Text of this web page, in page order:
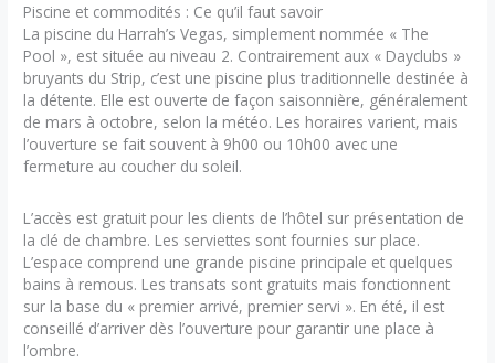
Piscine et commodités : Ce qu’il faut savoir
La piscine du Harrah’s Vegas, simplement nommée « The
Pool », est située au niveau 2. Contrairement aux « Dayclubs »
bruyants du Strip, c’est une piscine plus traditionnelle destinée à
la détente. Elle est ouverte de façon saisonnière, généralement
de mars à octobre, selon la météo. Les horaires varient, mais
l’ouverture se fait souvent à 9h00 ou 10h00 avec une
fermeture au coucher du soleil.
L’accès est gratuit pour les clients de l’hôtel sur présentation de
la clé de chambre. Les serviettes sont fournies sur place.
L’espace comprend une grande piscine principale et quelques
bains à remous. Les transats sont gratuits mais fonctionnent
sur la base du « premier arrivé, premier servi ». En été, il est
conseillé d’arriver dès l’ouverture pour garantir une place à
l’ombre.